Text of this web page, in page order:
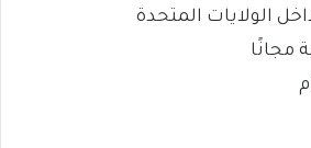
الولايات المتحدة
مجانًا